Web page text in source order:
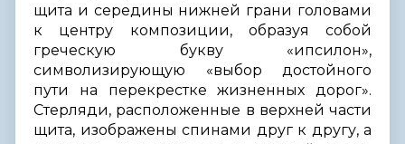
щита и середины нижней грани головами
к центру композиции, образуя собой
греческую букву «ипсилон»,
символизирующую «выбор достойного
пути на перекрестке жизненных дорог».
Стерляди, расположенные в верхней части
щита, изображены спинами друг к другу, а